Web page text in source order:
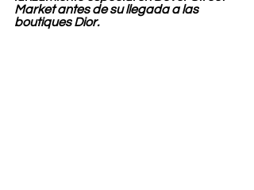
Market antes de su llegada a las
boutiques Dior.